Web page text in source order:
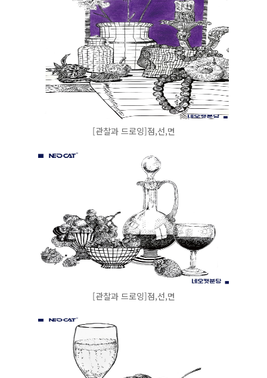
[관찰과 드로잉]점,선,면
[관찰과 드로잉]점,선,면